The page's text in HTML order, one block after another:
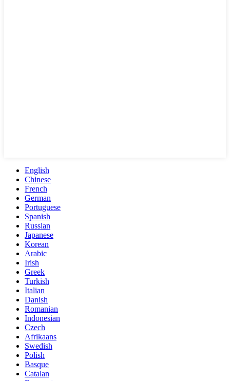
English
Chinese
French
German
Portuguese
Spanish
Russian
Japanese
Korean
Arabic
Irish
Greek
Turkish
Italian
Danish
Romanian
Indonesian
Czech
Afrikaans
Swedish
Polish
Basque
Catalan